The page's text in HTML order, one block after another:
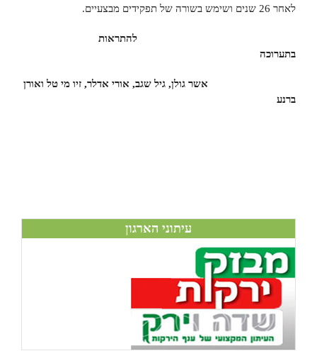
לאחר 26 שנים ושימש בשורה של תפקידים מבצעיים.
להתראות
בתערוכה
אשר גולן, גיל שגב, אורי אדלר, זיו מי טל ואורן
ברנע
עיתוני הארגון